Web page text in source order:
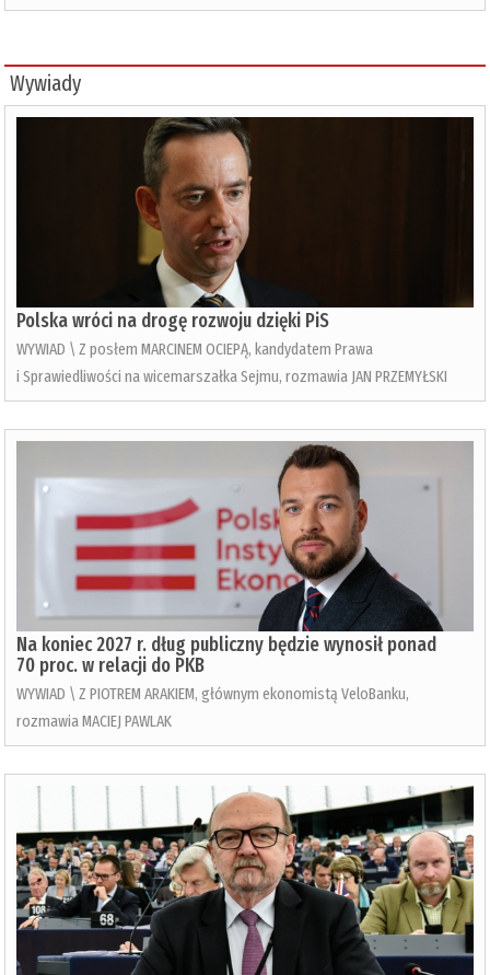
Wywiady
Polska wróci na drogę rozwoju dzięki PiS
WYWIAD \ Z posłem MARCINEM OCIEPĄ, kandydatem Prawa
i Sprawiedliwości na wicemarszałka Sejmu, rozmawia JAN PRZEMYŁSKI
Na koniec 2027 r. dług publiczny będzie wynosił ponad
70 proc. w relacji do PKB
WYWIAD \ Z PIOTREM ARAKIEM, głównym ekonomistą VeloBanku,
rozmawia MACIEJ PAWLAK